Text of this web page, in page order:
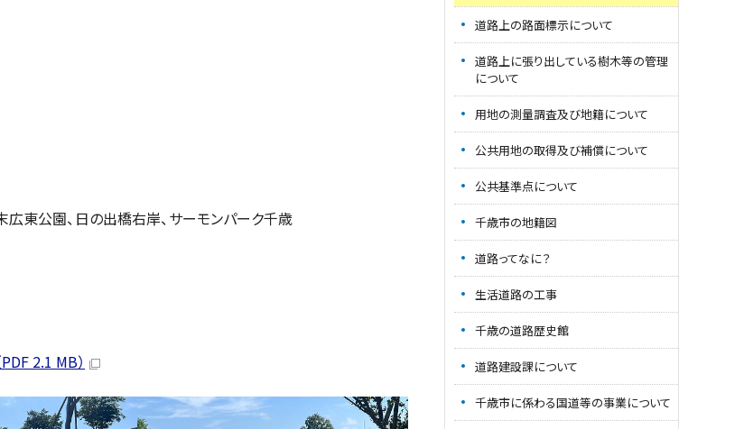
広東公園、日の出橋右岸、サーモンパーク千歳
2.1 MB）
道路上の路面標示について
道路上に張り出している樹木等の管理
について
用地の測量調査及び地籍について
公共用地の取得及び補償について
公共基準点について
千歳市の地籍図
道路ってなに？
生活道路の工事
千歳の道路歴史館
道路建設課について
千歳市に係わる国道等の事業について